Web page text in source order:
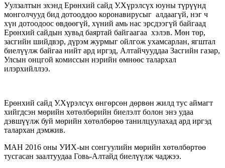
Уулзалтын эхэнд Ерөнхий сайд У.Хүрэлсүх юуны түрүүнд
монголчууд бид дотооддоо коронавирусыг алдаагүй, нэг ч
хүн дотоодоос өвдөөгүй, хүний амь нас эрсдээгүй байгаад
Ерөнхий сайдын хувьд баяртай байгаагаа хэлэв. Мөн төр,
засгийн шийдвэр, дүрэм журмыг ойлгож ухамсарлан, ягштал
биелүүлж байгаа нийт ард иргэд, Алтайчууддаа Засгийн газар,
Улсын онцгой комиссын нэрийн өмнөөс талархал
илэрхийллээ.
Ерөнхий сайд У.Хүрэлсүх өнгөрсөн дөрвөн жилд тус аймагт
хийгдсэн мөрийн хөтөлбөрийн биелэлт болон энэ удаа
дэвшүүлж буй мөрийн хөтөлбөрөө танилцуулахад ард иргэд
талархан дэмжив.
МАН 2016 оны УИХ-ын сонгуулийн мөрийн хөтөлбөртөө
тусгасан заалтуудаа Говь-Алтайд биелүүлж чаджээ.